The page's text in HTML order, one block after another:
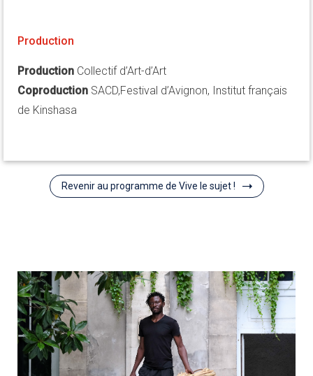
Production
Production Collectif d’Art-d’Art
Coproduction SACD,Festival d’Avignon, Institut français
de Kinshasa
Revenir au programme de Vive le sujet !